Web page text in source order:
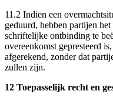
11.2 Indien een
geduurd, hebben partijen
schriftelijke ontbinding te
overeenkomst gepresteerd
afgerekend, zonder dat
zullen zijn.
12 Toepasselijk recht en